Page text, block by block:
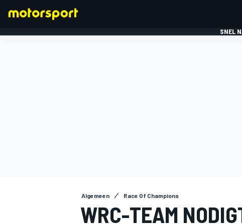
SNEL
Algemeen Race Of Champions
WRC-TEAM